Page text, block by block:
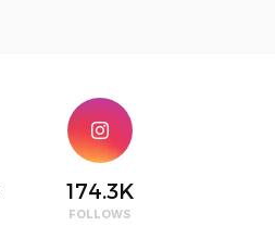
174.3K
FOLLOWS